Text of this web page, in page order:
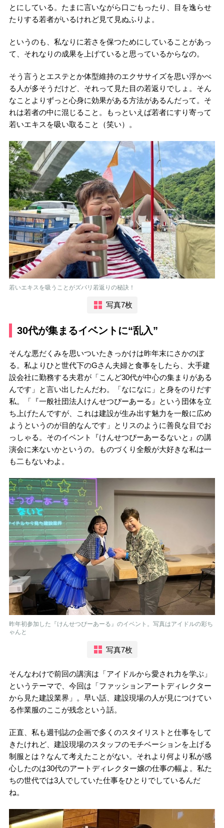
とにしている。たまに言いながら口ごもったり、目を逸らせ
たりする若者がいるけれど見て見ぬふりよ。
というのも、私なりに若さを保つためにしていることがあっ
て、それなりの成果を上げていると思っているからなの。
そう言うとエステとか体型維持のエクササイズを思い浮かべ
る人が多そうだけど、それって見た目の若返りでしょ。そん
なことよりずっと心身に効果がある方法があるんだって。そ
れは若者の中に混じること。もっといえば若者にすり寄って
若いエキスを吸い取ること（笑い）。
若いエキスを吸うことがズバリ若返りの秘訣！
写真7枚
30代が集まるイベントに“乱入”
そんな悪だくみを思いついたきっかけは昨年末にさかのぼ
る。私よりひと世代下のGさん夫婦と食事をしたら、大手建
設会社に勤務する夫君が「こんど30代が中心の集まりがある
んです」と言い出したんだわ。「なになに」と身をのりだす
私。「『一般社団法人けんせつぴーあーる』という団体を立
ち上げたんですが、これは建設が生み出す魅力を一般に広め
ようというのが目的なんです」とリスのように善良な目でお
っしゃる。そのイベント『けんせつぴーあーるないと』の講
演会に来ないかというの。ものづくり全般が大好きな私は一
も二もないわよ。
昨年初参加した『けんせつぴーあーる』のイベント。写真はアイドルの彩ち
ゃんと
写真7枚
そんなわけで前回の講演は「アイドルから愛され力を学ぶ」
というテーマで、今回は「ファッションアートディレクター
から見た建設業界」。早い話、建設現場の人が見につけてい
る作業服のここが残念という話。
正直、私も週刊誌の企画で多くのスタイリストと仕事をして
きたけれど、建設現場のスタッフのモチベーションを上げる
制服とは？なんて考えたことがない。それより何より私が感
心したのは30代のアートディレクター嬢の仕事の幅よ。私た
ちの世代では3人でしていた仕事をひとりでしているんだ
ね。